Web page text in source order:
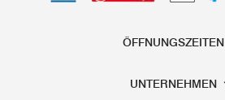
ÖFFNUNGSZEITEN
UNTERNEHMEN